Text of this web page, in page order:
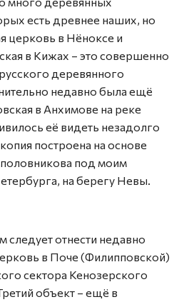
есть древнее наших, но
церковь в Нёноксе и
в Кижах – это совершенно
деревянного
недавно была ещё
в Анхимове на реке
её видеть незадолго
построена на основе
под моим
на берегу Невы.
отнести недавно
в Поче (Филипповской)
сектора Кенозерского
объект – ещё в